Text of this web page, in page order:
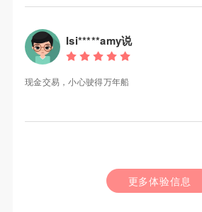
Isi*****amy说
现金交易，小心驶得万年船
更多体验信息